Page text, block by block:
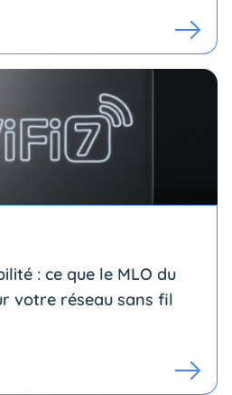
: ce que le MLO du
votre réseau sans fil